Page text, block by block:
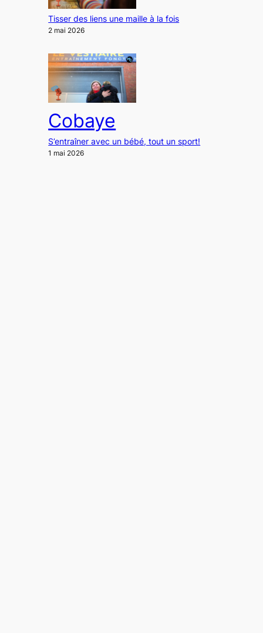
Tisser des liens une maille à la fois
2 mai 2026
Cobaye
S’entraîner avec un bébé, tout un sport!
1 mai 2026